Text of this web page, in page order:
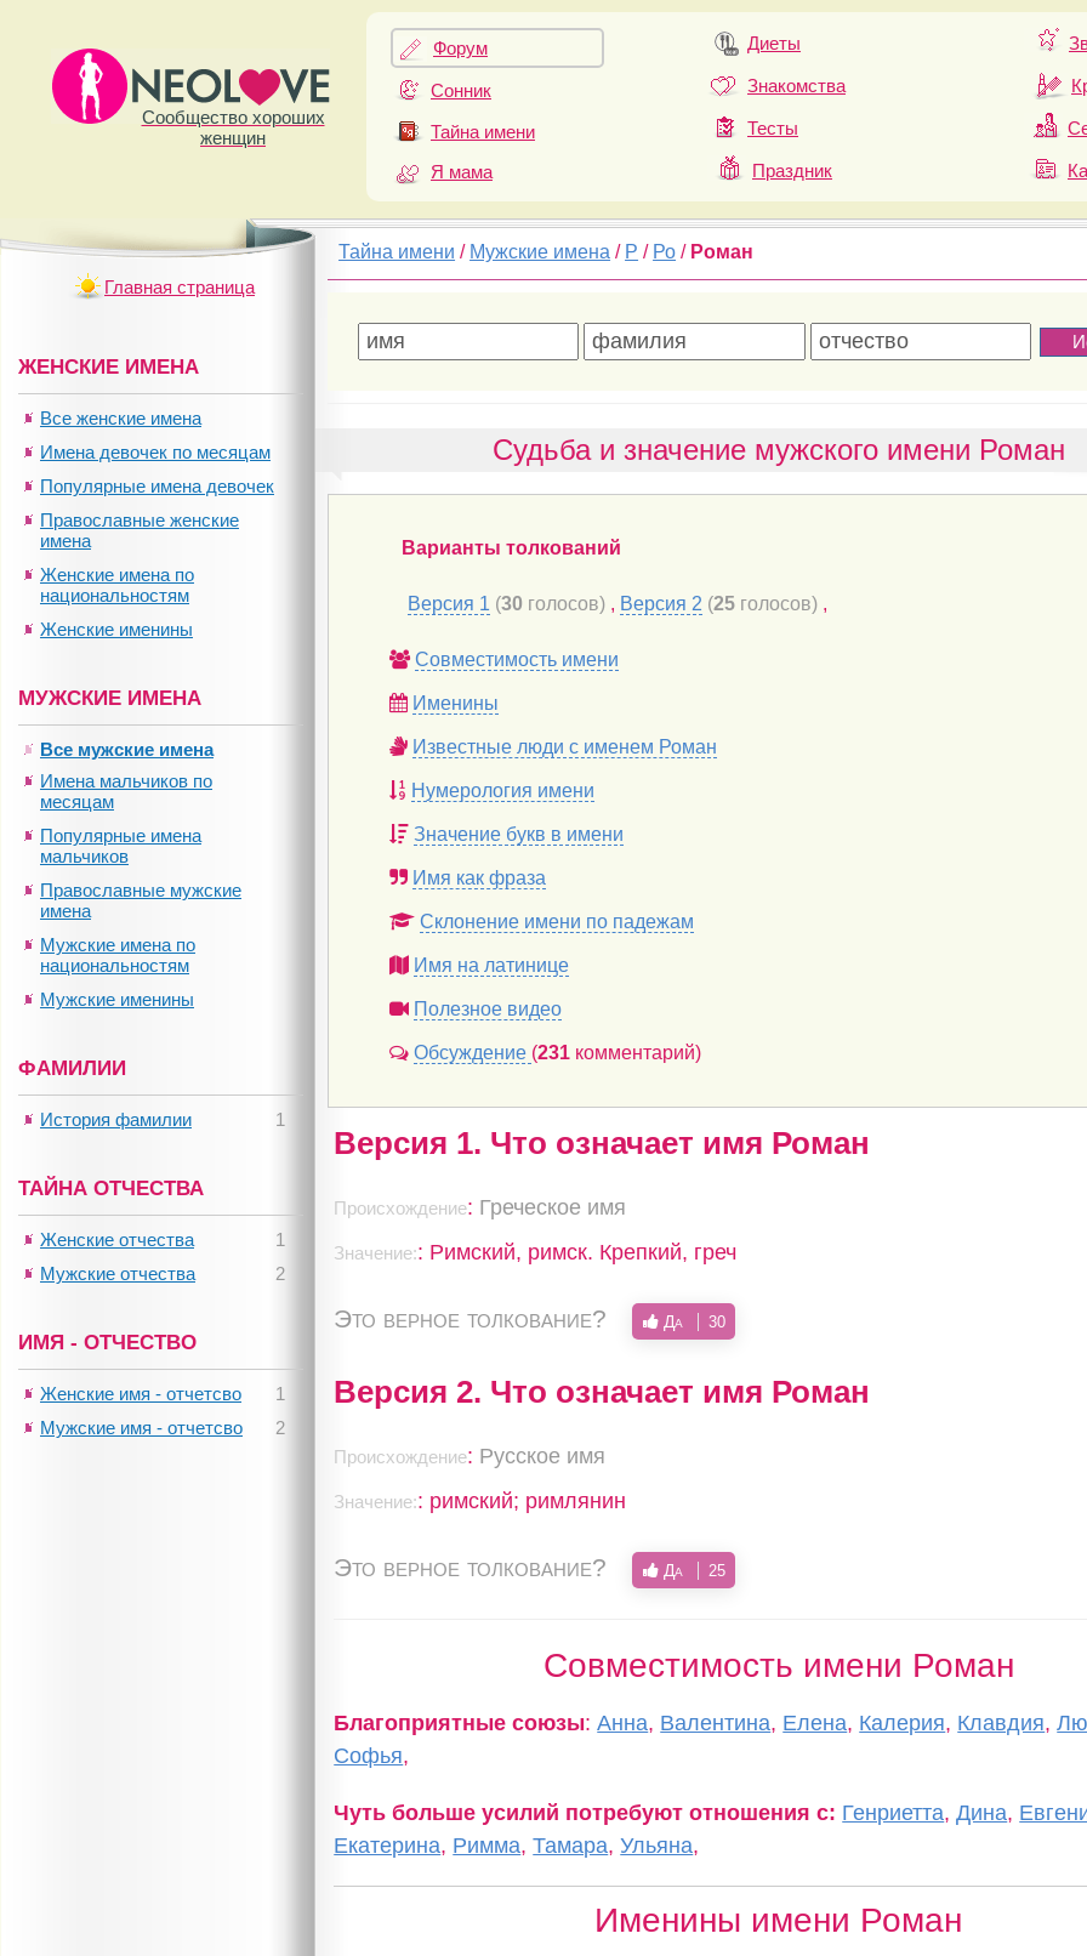
Сообщество хороших
женщин
Форум
Сонник
Тайна имени
Я мама
Диеты
Знакомства
Тесты
Праздник
Тайна имени / Мужские имена / Р / Ро / Роман
Судьба и значение мужского имени Роман
Варианты толкований
Версия 1 (30 голосов) , Версия 2 (25 голосов) ,
Совместимость имени
Именины
Известные люди с именем Роман
Нумерология имени
Значение букв в имени
Имя как фраза
Склонение имени по падежам
Имя на латинице
Полезное видео
Обсуждение (231 комментарий)
Версия 1. Что означает имя Роман
Происхождение: Греческое имя
Значение:: Римский, римск. Крепкий, греч
Это верное толкование? Да 30
Версия 2. Что означает имя Роман
Происхождение: Русское имя
Значение:: римский; римлянин
Это верное толкование? Да 25
Совместимость имени Роман
Благоприятные союзы:Анна, Валентина, Елена, Калерия, Клавдия,
Софья,
Чуть больше усилий потребуют отношения с: Генриетта,Дина,
Екатерина, Римма,Тамара,Ульяна,
Именины имени Роман
Главная страница
ЖЕНСКИЕ ИМЕНА
Все женские имена
Имена девочек по месяцам
Популярные имена девочек
Православные женские
имена
Женские имена по
национальностям
Женские именины
МУЖСКИЕ ИМЕНА
Все мужские имена
Имена мальчиков по
месяцам
Популярные имена
мальчиков
Православные мужские
имена
Мужские имена по
национальностям
Мужские именины
ФАМИЛИИ
1
История фамилии
ТАЙНА ОТЧЕСТВА
1
Женские отчества
2
Мужские отчества
ИМЯ - ОТЧЕСТВО
1
Женские имя - отчетсво
2
Мужские имя - отчетсво